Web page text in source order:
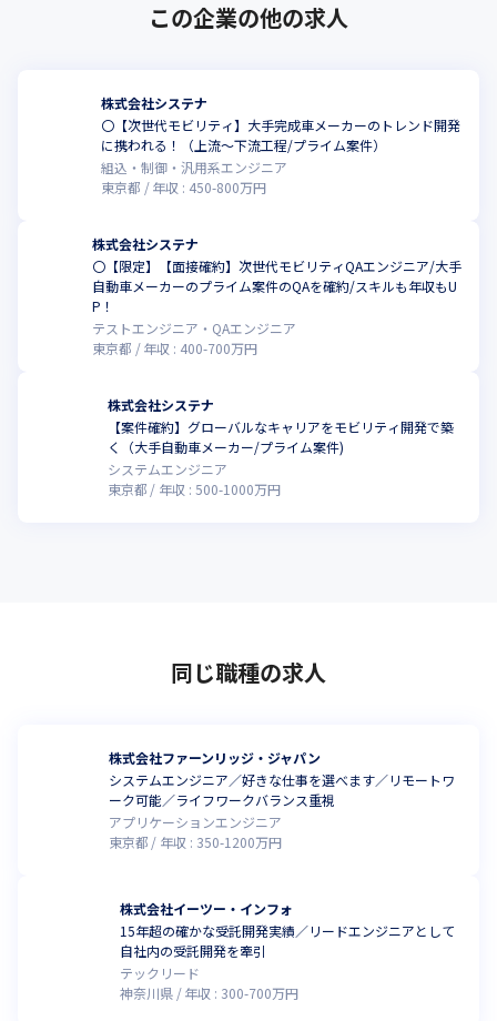
この企業の他の求人
株式会社システナ
〇【次世代モビリティ】大手完成車メーカーのトレンド開発
に携われる！（上流～下流工程/プライム案件）
組込・制御・汎用系エンジニア
東京都
年収 : 450-800万円
株式会社システナ
〇【限定】【面接確約】次世代モビリティQAエンジニア/大手
自動車メーカーのプライム案件のQAを確約/スキルも年収もU
P！
テストエンジニア・QAエンジニア
東京都
年収 : 400-700万円
株式会社システナ
【案件確約】グローバルなキャリアをモビリティ開発で築
く（大手自動車メーカー/プライム案件)
システムエンジニア
東京都
年収 : 500-1000万円
同じ職種の求人
株式会社ファーンリッジ・ジャパン
システムエンジニア／好きな仕事を選べます／リモートワ
ーク可能／ライフワークバランス重視
アプリケーションエンジニア
東京都
年収 : 350-1200万円
株式会社イーツー・インフォ
15年超の確かな受託開発実績／リードエンジニアとして
自社内の受託開発を牽引
テックリード
神奈川県
年収 : 300-700万円